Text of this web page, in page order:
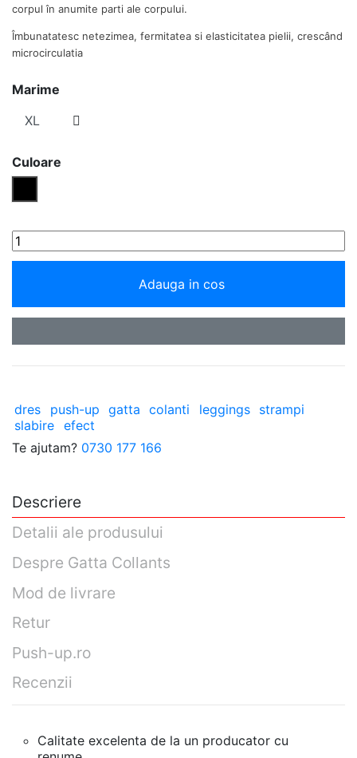
corpul în anumite parti ale corpului.
Îmbunatatesc netezimea, fermitatea si elasticitatea pielii, crescând
microcirculatia
Marime
Culoare
Adauga in cos
dres push-up gatta colanti leggings
strampi
slabire efect
Te ajutam? 0730 177 166
Descriere
Detalii ale produsului
Despre Gatta Collants
Mod de livrare
Retur
Push-up.ro
Recenzii
Calitate excelenta de la un producator cu